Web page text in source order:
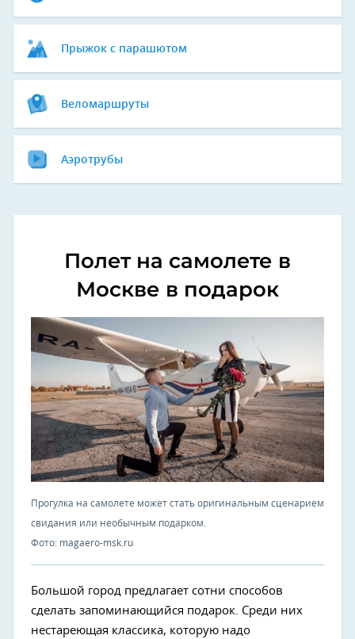
Прыжок с парашютом
Веломаршруты
Аэротрубы
Полет на самолете в
Москве в подарок
Прогулка на самолете может стать оригинальным сценарием
свидания или необычным подарком.
Фото: magaero-msk.ru
Большой город предлагает сотни способов
сделать запоминающийся подарок. Среди них
нестареющая классика, которую надо